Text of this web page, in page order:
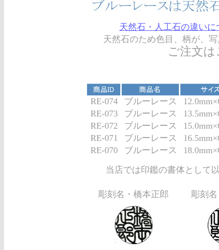
天然石・人工石の違い
天然石のため色目、柄が、
ご注文
RE-074 ブルーレース
RE-073
ブルーレース
RE-072
ブルーレース
RE-071
ブルーレース
RE-070
ブルーレース
当店では印鑑の書体として
彫刻名・橋本正郎 彫刻